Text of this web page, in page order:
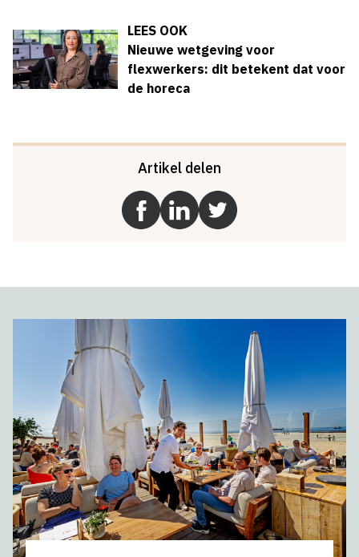
LEES OOK
Nieuwe wetgeving voor
flexwerkers: dit betekent dat voor
de horeca
Artikel delen